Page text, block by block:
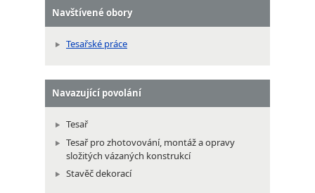
Navštívené obory
Tesařské práce
Navazující povolání
Tesař
Tesař pro zhotovování, montáž a opravy
složitých vázaných konstrukcí
Stavěč dekorací